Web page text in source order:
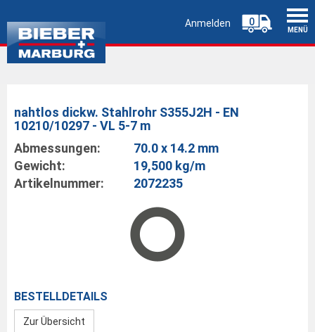
Anmelden 0
MENÜ
nahtlos dickw. Stahlrohr S355J2H - EN
10210/10297 - VL 5-7 m
Abmessungen:
70.0 x 14.2 mm
Gewicht:
19,500 kg/m
Artikelnummer:
2072235
BESTELLDETAILS
Zur Übersicht